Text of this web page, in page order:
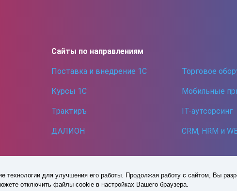
Сайты по направлениям
Поставка и внедрение 1С Торговое
Курсы 1С Мобильные
Трактиръ IT-аутсорсинг
ДАЛИОН CRM, HRM и
Политика в отношении обработки персональных данных
Согласие на обработку персональных данных
технологии для улучшения его работы. Продолжая работу с сайтом, Вы
отключить файлы cookie в настройках Вашего браузера.